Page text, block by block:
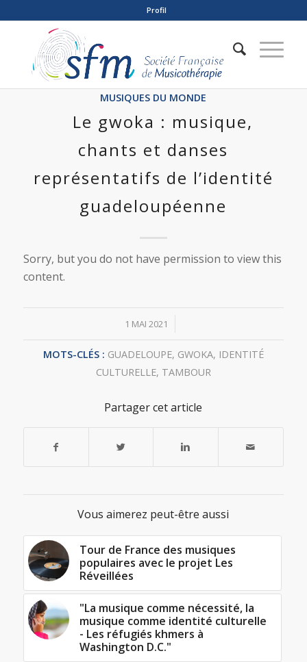
Profil
MUSIQUES DU MONDE
Le gwoka : musique,
chants et danses
représentatifs de l’identité
guadeloupéenne
Sorry, but you do not have permission to view this
content.
1 MAI 2021
/
MOTS-CLÉS : GUADELOUPE, GWOKA, IDENTITÉ
CULTURELLE, TAMBOUR
Partager cet article
Vous aimerez peut-être aussi
Tour de France des musiques
populaires avec le projet Les
Réveillées
"La musique comme nécessité, la
musique comme identité culturelle
- Les réfugiés khmers à
Washington D.C."